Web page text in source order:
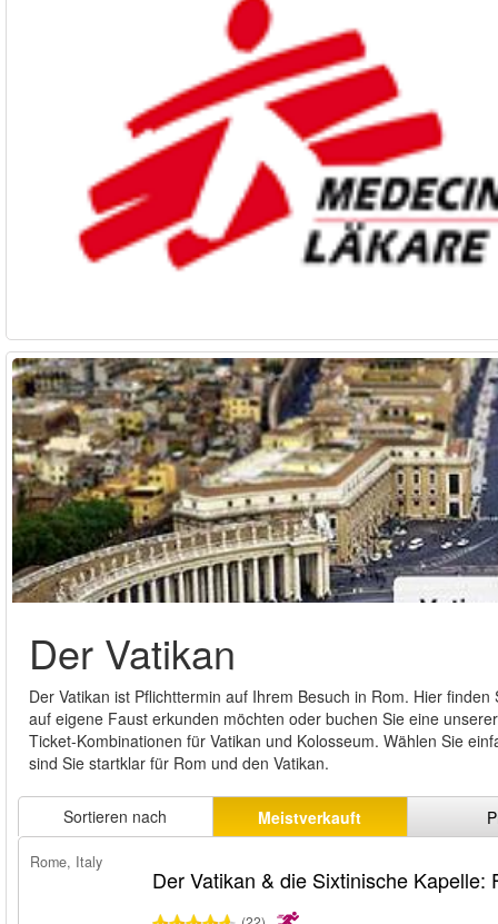
Der Vatikan
Der Vatikan ist Pflichttermin auf Ihrem Besuch in Rom. Hier
auf eigene Faust erkunden möchten oder buchen Sie eine
Ticket-Kombinationen für Vatikan und Kolosseum. Wählen Sie
sind Sie startklar für Rom und den Vatikan.
Sortieren nach Meistverkauft
Rome, Italy
Der Vatikan & die Sixtinische Kapelle: